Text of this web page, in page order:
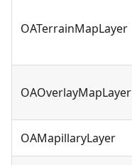
OATerrainMapLayer
OAOverlayMapLayer
OAMapillaryLayer